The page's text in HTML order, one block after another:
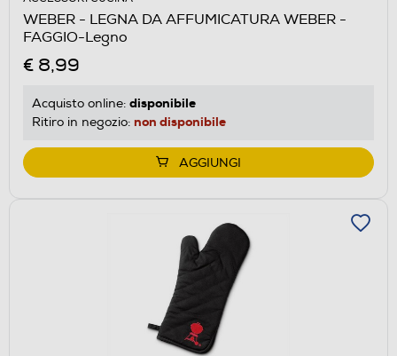
WEBER - LEGNA DA AFFUMICATURA WEBER -
FAGGIO-Legno
€ 8,99
Acquisto online: disponibile
Ritiro in negozio: non disponibile
AGGIUNGI